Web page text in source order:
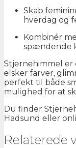
Skab
hverdag og
Kombinér
spændende
Stjernehimmel er
elsker farver,
perfekt til både
mulighed for at
Du finder
Hadsund eller
Relaterede